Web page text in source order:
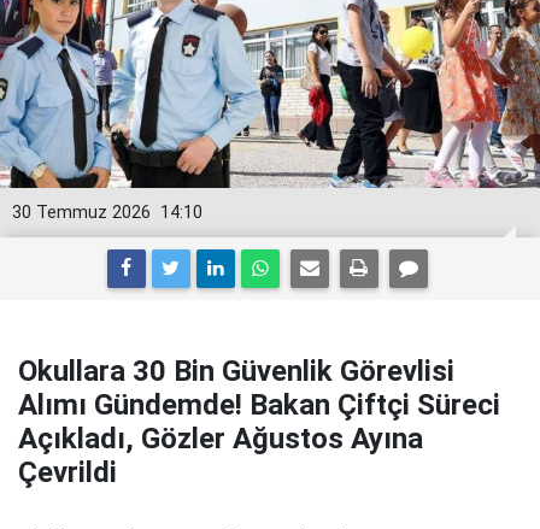
14:10
30 Temmuz 2026
Okullara 30 Bin Güvenlik Görevlisi
Alımı Gündemde! Bakan Çiftçi Süreci
Açıkladı, Gözler Ağustos Ayına
Çevrildi